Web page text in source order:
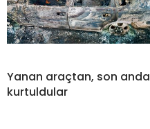
Yanan araçtan, son anda
kurtuldular